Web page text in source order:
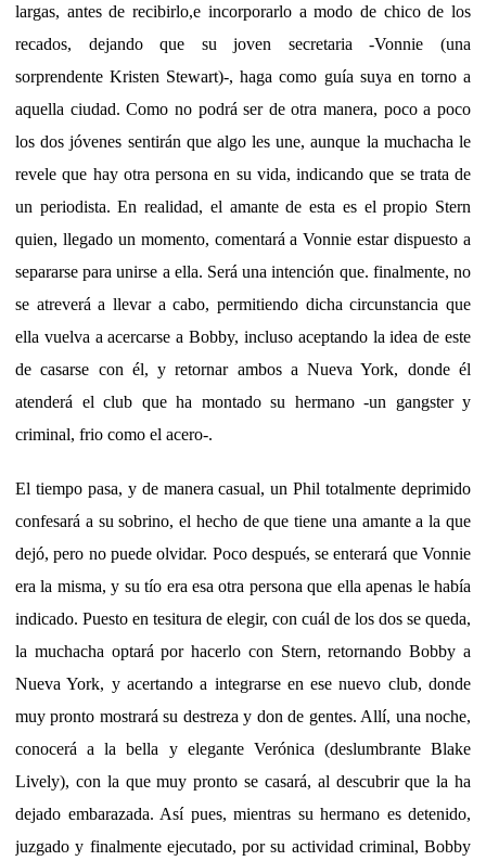
largas, antes de recibirlo,e incorporarlo a modo de chico de los
recados, dejando que su joven secretaria -Vonnie (una
sorprendente Kristen Stewart)-, haga como guía suya en torno a
aquella ciudad. Como no podrá ser de otra manera, poco a poco
los dos jóvenes sentirán que algo les une, aunque la muchacha le
revele que hay otra persona en su vida, indicando que se trata de
un periodista. En realidad, el amante de esta es el propio Stern
quien, llegado un momento, comentará a Vonnie estar dispuesto a
separarse para unirse a ella. Será una intención que. finalmente, no
se atreverá a llevar a cabo, permitiendo dicha circunstancia que
ella vuelva a acercarse a Bobby, incluso aceptando la idea de este
de casarse con él, y retornar ambos a Nueva York, donde él
atenderá el club que ha montado su hermano -un gangster y
criminal, frio como el acero-.
El tiempo pasa, y de manera casual, un Phil totalmente deprimido
confesará a su sobrino, el hecho de que tiene una amante a la que
dejó, pero no puede olvidar. Poco después, se enterará que Vonnie
era la misma, y su tío era esa otra persona que ella apenas le había
indicado. Puesto en tesitura de elegir, con cuál de los dos se queda,
la muchacha optará por hacerlo con Stern, retornando Bobby a
Nueva York, y acertando a integrarse en ese nuevo club, donde
muy pronto mostrará su destreza y don de gentes. Allí, una noche,
conocerá a la bella y elegante Verónica (deslumbrante Blake
Lively), con la que muy pronto se casará, al descubrir que la ha
dejado embarazada. Así pues, mientras su hermano es detenido,
juzgado y finalmente ejecutado, por su actividad criminal, Bobby